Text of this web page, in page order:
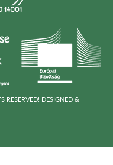
RESERVED! DESIGNED &